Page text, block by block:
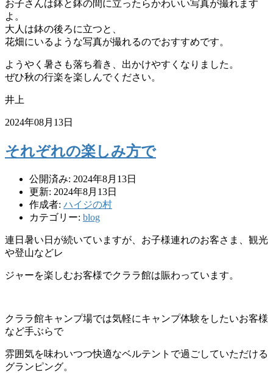
お子さんは鉢と鉢の間に立ったらかわいい写真が撮れます
よ。
大人は鉢の後ろに立つと、
花畑にいるような写真が撮れるのでおすすめです。
ようやく暑さも落ち着き、出かけやすくなりました。
ぜひ秋の行楽を楽しんでください。
井上
2024年08月13日
それぞれの楽しみ方で
公開済み: 2024年8月13日
更新: 2024年8月13日
作成者: ハイジの村
カテゴリー: blog
連日暑い日が続いていますが、お子様連れのお客さま、観光
や登山などレ
ジャーを楽しむお客様でクララ館は賑わっています。
クララ館キャンプ場では気軽にキャンプ体験をしたいお客様
など手ぶらで
雰囲気を味わいつつ快適なベルテントで過ごしていただける
グランピング。